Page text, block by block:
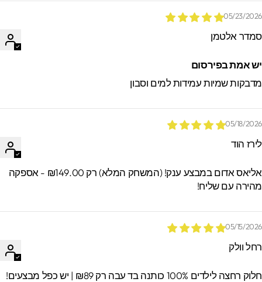
05/23/
אלטמן
אמת בפירסום
שמיות עמידות למים וסבון
05/18/
הוד
אליאס אדום במבצע ענק! (המשחק המלא) רק ₪149.00 - אספקה
עם שליח!
05/15/
וולק
רחצה לילדים 100% כותנה בד עבה רק ₪89 | יש כפל מבצעים!